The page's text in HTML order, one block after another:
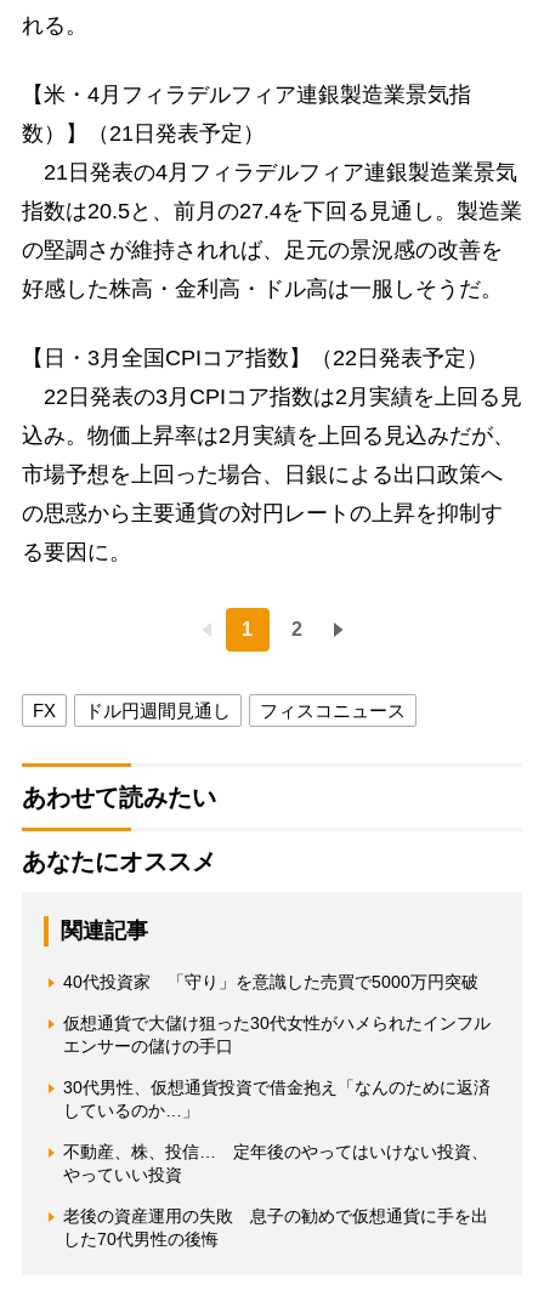
れる。
【米・4月フィラデルフィア連銀製造業景気指
数）】（21日発表予定）
21日発表の4月フィラデルフィア連銀製造業景気
指数は20.5と、前月の27.4を下回る見通し。製造業
の堅調さが維持されれば、足元の景況感の改善を
好感した株高・金利高・ドル高は一服しそうだ。
【日・3月全国CPIコア指数】（22日発表予定）
22日発表の3月CPIコア指数は2月実績を上回る見
込み。物価上昇率は2月実績を上回る見込みだが、
市場予想を上回った場合、日銀による出口政策へ
の思惑から主要通貨の対円レートの上昇を抑制す
る要因に。
1 2
FX ドル円週間見通し フィスコニュース
あわせて読みたい
あなたにオススメ
関連記事
40代投資家 「守り」を意識した売買で5000万円突破
仮想通貨で大儲け狙った30代女性がハメられたインフル
エンサーの儲けの手口
30代男性、仮想通貨投資で借金抱え「なんのために返済
しているのか…」
不動産、株、投信… 定年後のやってはいけない投資、
やっていい投資
老後の資産運用の失敗 息子の勧めで仮想通貨に手を出
した70代男性の後悔